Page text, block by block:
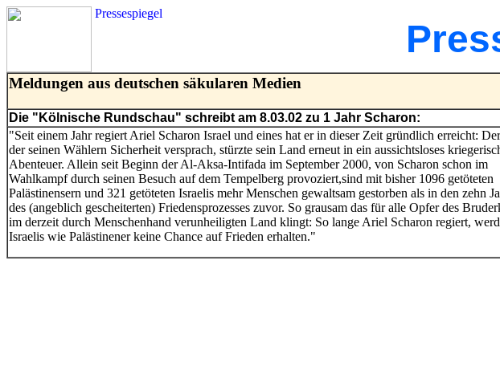
Pressespiegel
Meldungen aus deutschen säkularen Medien
Die "Kölnische Rundschau" schreibt am 8.03.02 zu 1 Jahr Scharon:
"Seit einem Jahr regiert Ariel Scharon Israel und eines hat er in dieser Zeit gründlich erreicht:
der seinen Wählern Sicherheit versprach, stürzte sein Land erneut in ein aussichtsloses
Abenteuer. Allein seit Beginn der Al-Aksa-Intifada im September 2000, von Scharon schon im
Wahlkampf durch seinen Besuch auf dem Tempelberg provoziert,sind mit bisher 1096 getöteten
Palästinensern und 321 getöteten Israelis mehr Menschen gewaltsam gestorben als in den zehn
des (angeblich gescheiterten) Friedensprozesses zuvor. So grausam das für alle Opfer des
im derzeit durch Menschenhand verunheiligten Land klingt: So lange Ariel Scharon regiert,
Israelis wie Palästinener keine Chance auf Frieden erhalten."